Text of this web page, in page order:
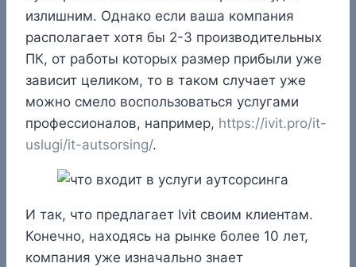
излишним. Однако если ваша компания
располагает хотя бы 2-3 производительных
ПК, от работы которых размер прибыли уже
зависит целиком, то в таком случает уже
можно смело воспользоваться услугами
профессионалов, например, https://ivit.pro/it-
uslugi/it-autsorsing/.
И так, что предлагает Ivit своим клиентам.
Конечно, находясь на рынке более 10 лет,
компания уже изначально знает